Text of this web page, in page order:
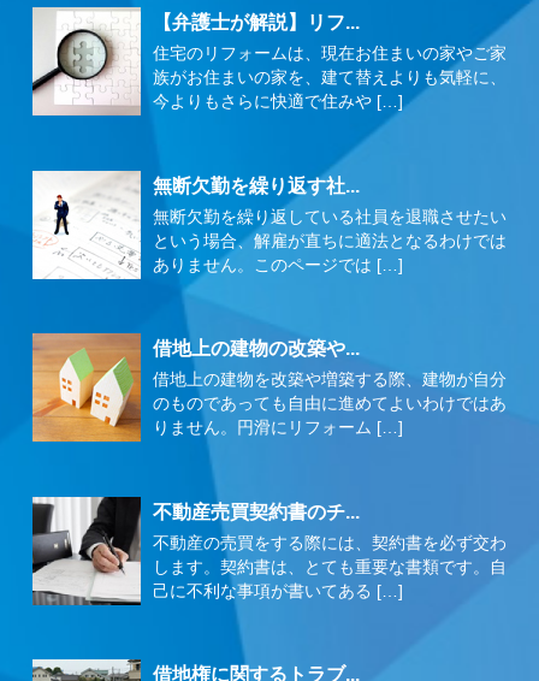
【弁護士が解説】リフ...
住宅のリフォームは、現在お住まいの家やご家
族がお住まいの家を、建て替えよりも気軽に、
今よりもさらに快適で住みや […]
無断欠勤を繰り返す社...
無断欠勤を繰り返している社員を退職させたい
という場合、解雇が直ちに適法となるわけでは
ありません。このページでは […]
借地上の建物の改築や...
借地上の建物を改築や増築する際、建物が自分
のものであっても自由に進めてよいわけではあ
りません。円滑にリフォーム […]
不動産売買契約書のチ...
不動産の売買をする際には、契約書を必ず交わ
します。契約書は、とても重要な書類です。自
己に不利な事項が書いてある […]
借地権に関するトラブ...